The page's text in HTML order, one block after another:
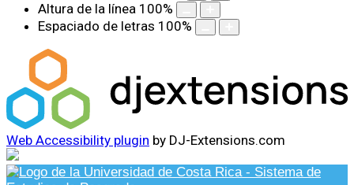
Altura de la línea 100%
Espaciado de letras 100%
Web Accessibility plugin by DJ-Extensions.com